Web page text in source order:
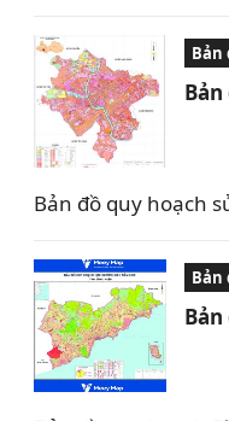
Bản
Bản đồ quy hoạch
Bản